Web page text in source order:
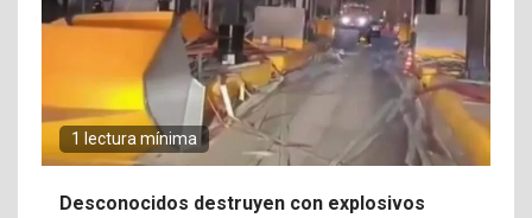
1 lectura mínima
Desconocidos destruyen con explosivos